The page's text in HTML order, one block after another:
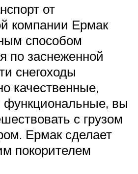
от
компании Ермак
способом
по заснеженной
снегоходы
качественные,
функциональные, вы
с грузом
Ермак сделает
покорителем